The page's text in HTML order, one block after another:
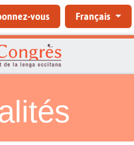
vous Français